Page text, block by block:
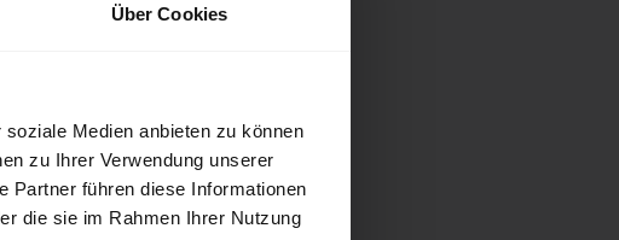
Über Cookies
Medien anbieten zu können
zu Ihrer Verwendung unserer
Partner führen diese Informationen
die sie im Rahmen Ihrer Nutzung